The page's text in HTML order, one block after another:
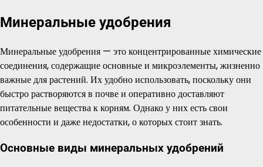
Минеральные удобрения
Минеральные удобрения — это концентрированные химические
соединения, содержащие основные и микроэлементы, жизненно
важные для растений. Их удобно использовать, поскольку они
быстро растворяются в почве и оперативно доставляют
питательные вещества к корням. Однако у них есть свои
особенности и даже недостатки, о которых стоит знать.
Основные виды минеральных удобрений